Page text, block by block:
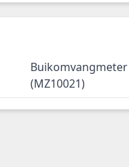
Buikomvangmeter
(MZ10021)